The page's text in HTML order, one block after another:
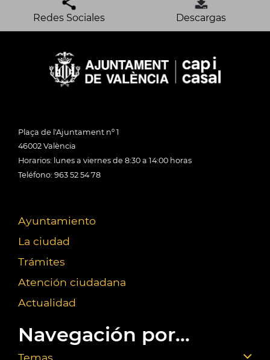
Redes Sociales Descargas
Plaça de l'Ajuntament nº 1
46002 València
Horarios: lunes a viernes de 8:30 a 14:00 horas
Teléfono: 963 52 54 78
Ayuntamiento
La ciudad
Trámites
Atención ciudadana
Actualidad
Navegación por...
Temas